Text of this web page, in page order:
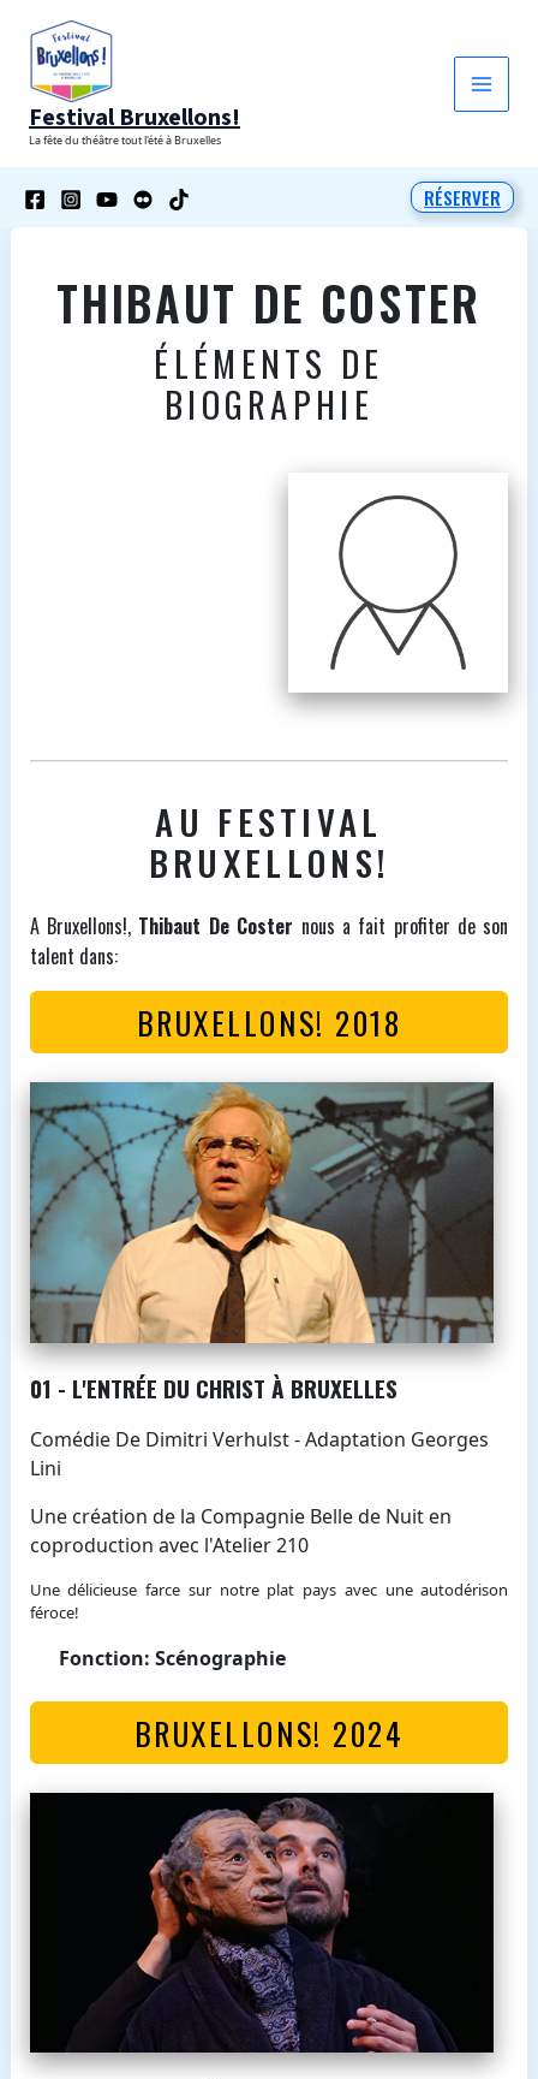
contenu
Festival Bruxellons!
La fête du théâtre tout l'été à Bruxelles
RÉSERVER
THIBAUT DE COSTER
ÉLÉMENTS DE
BIOGRAPHIE
AU FESTIVAL
BRUXELLONS!
A Bruxellons!, Thibaut De Coster nous a fait profiter de son
talent dans:
BRUXELLONS! 2018
01 - L'ENTRÉE DU CHRIST À BRUXELLES
Comédie De Dimitri Verhulst - Adaptation Georges
Lini
Une création de la Compagnie Belle de Nuit en
coproduction avec l'Atelier 210
Une délicieuse farce sur notre plat pays avec une autodérison
féroce!
Fonction: Scénographie
BRUXELLONS! 2024